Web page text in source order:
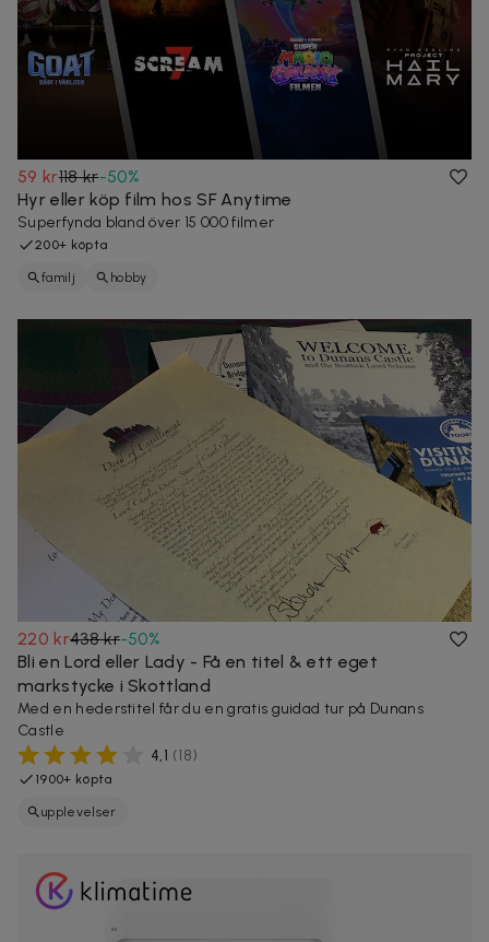
59 kr118 kr-50%
Hyr eller köp film hos SF Anytime
Superfynda bland över 15 000 filmer
200+ köpta
familj hobby
220 kr438 kr-50%
Bli en Lord eller Lady - Få en titel & ett eget
markstycke i Skottland
Med en hederstitel får du en gratis guidad tur på Dunans
Castle
4,1 (18)
1900+ köpta
upplevelser